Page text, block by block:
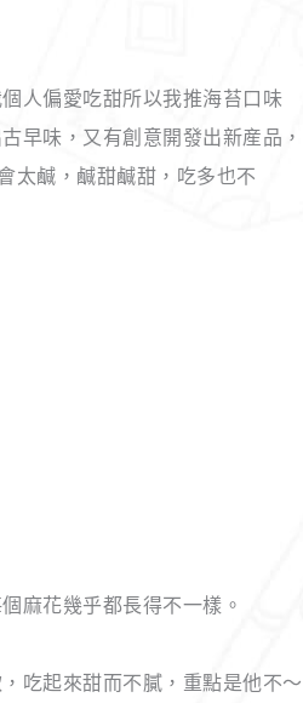
人偏愛吃甜所以我推海苔口味
早味，又有創意開發出新産品，
太鹹，鹹甜鹹甜，吃多也不
麻花幾乎都長得不一樣。
吃起來甜而不膩，重點是他不～